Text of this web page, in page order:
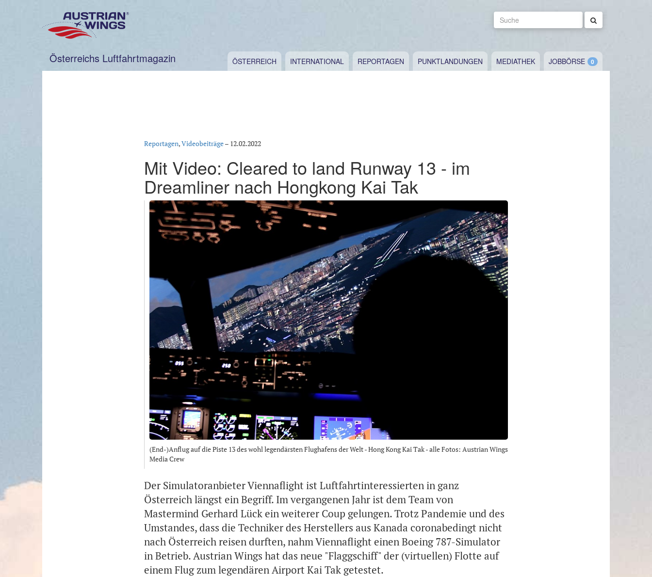
Suche
Österreichs Luftfahrtmagazin ÖSTERREICH INTERNATIONAL REPORTAGEN PUNKTLANDUNGEN MEDIATHEK JOBBÖRSE
Reportagen,Videobeiträge– 12.02.2022
Mit Video: Cleared to land Runway 13 - im
Dreamliner nach Hongkong Kai Tak
(End-)Anflug auf die Piste 13 des wohl legendärsten Flughafens der Welt - Hong Kong Kai Tak - alle Fotos: Austrian Wings
Media Crew
Der Simulatoranbieter Viennaflight ist Luftfahrtinteressierten in ganz
Österreich längst ein Begriff. Im vergangenen Jahr ist dem Team von
Mastermind Gerhard Lück ein weiterer Coup gelungen. Trotz Pandemie und des
Umstandes, dass die Techniker des Herstellers aus Kanada coronabedingt nicht
nach Österreich reisen durften, nahm Viennaflight einen Boeing 787-Simulator
in Betrieb. Austrian Wings hat das neue "Flaggschiff" der (virtuellen) Flotte auf
einem Flug zum legendären Airport Kai Tak getestet.